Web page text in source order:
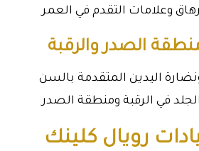
وعلامات التقدم في العمر
الصدر والرقبة
اليدين المتقدمة بالسن
في الرقبة ومنطقة الصدر
رويال كلينك